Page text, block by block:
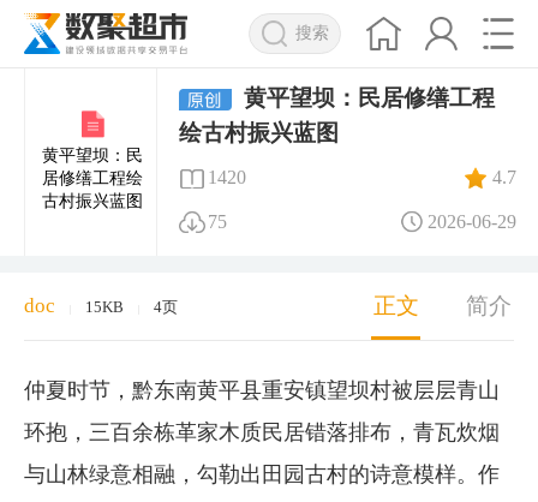
搜索
黄平望坝：民
居修缮工程绘
古村振兴蓝图
黄平望坝：民居修缮工程
绘古村振兴蓝图
1420 4.7
75 2026-06-29
doc 15KB 4页 正文 简介
仲夏时节，黔东南黄平县重安镇望坝村被层层青山
环抱，三百余栋革家木质民居错落排布，青瓦炊烟
与山林绿意相融，勾勒出田园古村的诗意模样。作